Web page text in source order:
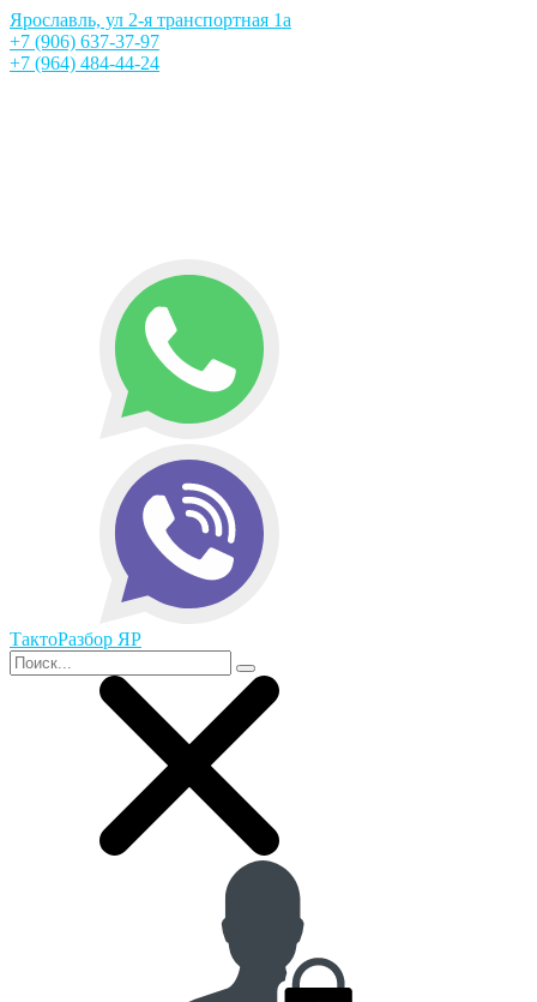
Ярославль, ул 2-я транспортная 1а
+7 (906) 637-37-97
+7 (964) 484-44-24
ТактоРазбор ЯР